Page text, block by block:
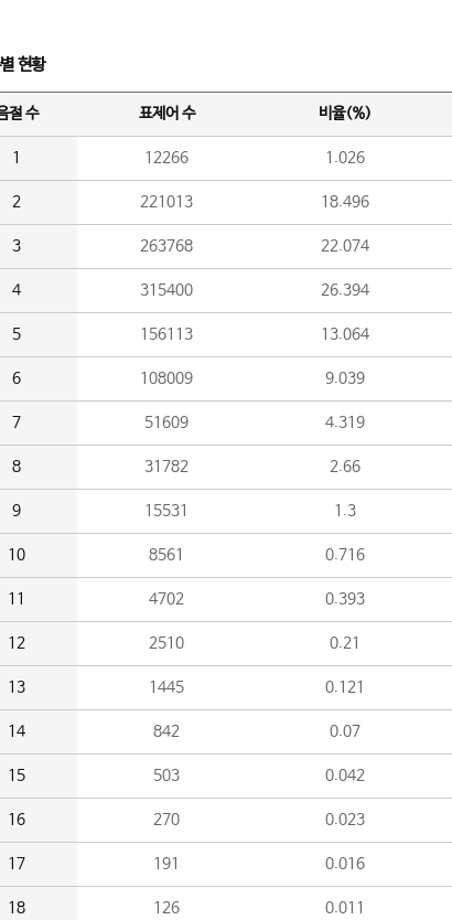
현황
절 수 표제어 수 비율(%)
1 12266 1.026
2 221013 18.496
3 263768 22.074
4 315400 26.394
5 156113 13.064
6 108009 9.039
7 51609 4.319
8 31782 2.66
9 15531 1.3
10 8561 0.716
11 4702 0.393
12 2510 0.21
13 1445 0.121
14 842 0.07
15 503 0.042
16 270 0.023
17 191 0.016
18 126 0.011